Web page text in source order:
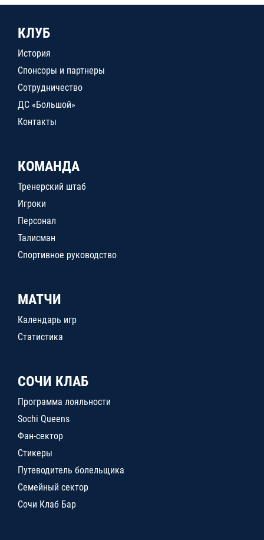
КЛУБ
История
Спонсоры и партнеры
Сотрудничество
ДС «Большой»
Контакты
КОМАНДА
Тренерский штаб
Игроки
Персонал
Талисман
Спортивное руководство
МАТЧИ
Календарь игр
Статистика
СОЧИ КЛАБ
Программа лояльности
Sochi Queens
Фан-сектор
Стикеры
Путеводитель болельщика
Семейный сектор
Сочи Клаб Бар